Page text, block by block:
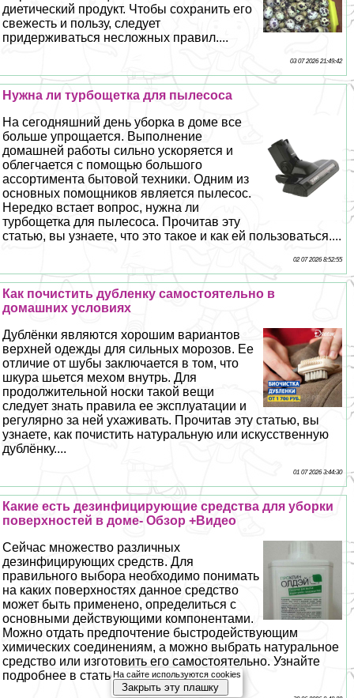
диетический продукт. Чтобы сохранить его
свежесть и пользу, следует
придерживаться несложных правил....
03 07 2026 21:49:42
Нужна ли турбощетка для пылесоса
На сегодняшний день уборка в доме все
больше упрощается. Выполнение
домашней работы сильно ускоряется и
облегчается с помощью большого
ассортимента бытовой техники. Одним из
основных помощников является пылесос.
Нередко встает вопрос, нужна ли
турбощетка для пылесоса. Прочитав эту
статью, вы узнаете, что это такое и как ей пользоваться....
02 07 2026 8:52:55
Как почистить дубленку самостоятельно в
домашних условиях
Дублёнки являются хорошим вариантов
верхней одежды для сильных морозов. Ее
отличие от шубы заключается в том, что
шкура шьется мехом внутрь. Для
продолжительной носки такой вещи
следует знать правила ее эксплуатации и
регулярно за ней ухаживать. Прочитав эту статью, вы
узнаете, как почистить натуральную или искусственную
дублёнку....
01 07 2026 3:44:30
Какие есть дезинфицирующие средства для уборки
поверхностей в доме- Обзор +Видео
Сейчас множество различных
дезинфицирующих средств. Для
правильного выбора необходимо понимать
на каких поверхностях данное средство
может быть применено, определиться с
основными действующими компонентами.
Можно отдать предпочтение быстродействующим
химических соединениям, а можно выбрать натуральное
средство или изготовить его самостоятельно. Узнайте
подробнее в статье=>>...На сайте используются cookies
Закрыть эту плашку